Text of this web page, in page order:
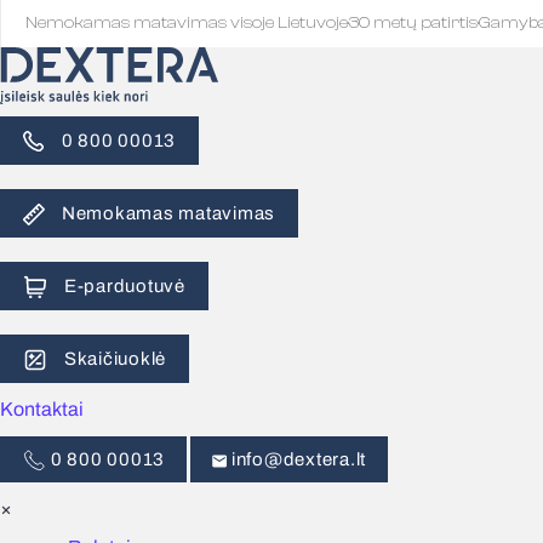
Nemokamas matavimas visoje Lietuvoje·30 metų patirtis·
0 800 00013
Nemokamas matavimas
E-parduotuvė
Skaičiuoklė
Kontaktai
0 800 00013 info@dextera.lt
×